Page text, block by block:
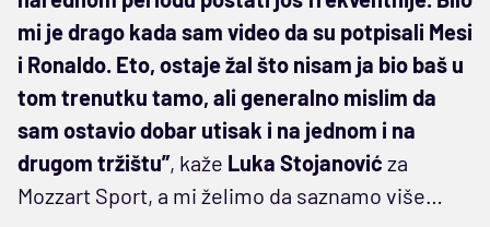
mi je drago kada sam video da su potpisali Mesi
i Ronaldo. Eto, ostaje žal što nisam ja bio baš u
tom trenutku tamo, ali generalno mislim da
sam ostavio dobar utisak i na jednom i na
drugom tržištu”, kaže Luka Stojanović za
Mozzart Sport, a mi želimo da saznamo više…